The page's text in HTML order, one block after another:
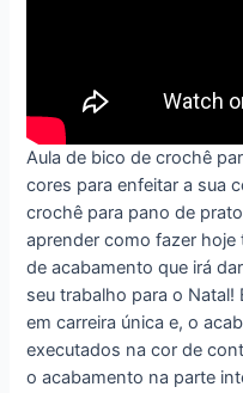
Aula de bico de crochê
cores para enfeitar a sua
crochê para pano de
aprender como fazer hoje
de acabamento que irá
seu trabalho para o
em carreira única e, o
executados na cor de
o acabamento na parte